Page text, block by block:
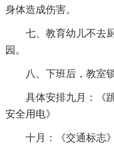
身体造成伤害。
七、教育幼儿不去
园。
八、下班后，教室
具体安排九月：《
安全用电》
十月：《交通标志